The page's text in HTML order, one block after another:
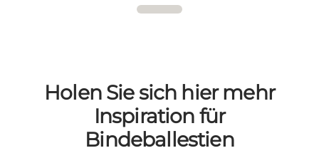
Holen Sie sich hier mehr
Inspiration für
Bindeballestien